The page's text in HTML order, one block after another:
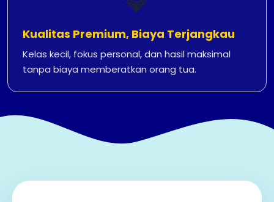
Kualitas Premium, Biaya Terjangkau
Kelas kecil, fokus personal, dan hasil maksimal
tanpa biaya memberatkan orang tua.